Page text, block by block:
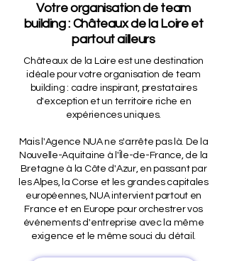
Votre organisation de team
building : Châteaux de la Loire et
partout ailleurs
Châteaux de la Loire est une destination
idéale pour votre organisation de team
building : cadre inspirant, prestataires
d'exception et un territoire riche en
expériences uniques.
Mais l'Agence NUA ne s'arrête pas là. De la
Nouvelle-Aquitaine à l'Île-de-France, de la
Bretagne à la Côte d'Azur, en passant par
les Alpes, la Corse et les grandes capitales
européennes, NUA intervient partout en
France et en Europe pour orchestrer vos
événements d'entreprise avec la même
exigence et le même souci du détail.